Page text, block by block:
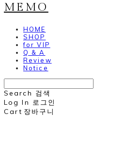
MEMO
HOME
SHOP
for VIP
Q & A
Review
Notice
Search 검색
Log In 로그인
Cart 장바구니